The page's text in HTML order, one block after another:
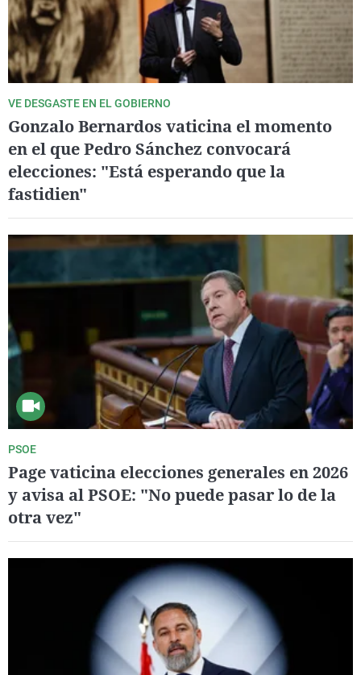
VE DESGASTE EN EL GOBIERNO
Gonzalo Bernardos vaticina el momento
en el que Pedro Sánchez convocará
elecciones: "Está esperando que la
fastidien"
PSOE
Page vaticina elecciones generales en 2026
y avisa al PSOE: "No puede pasar lo de la
otra vez"